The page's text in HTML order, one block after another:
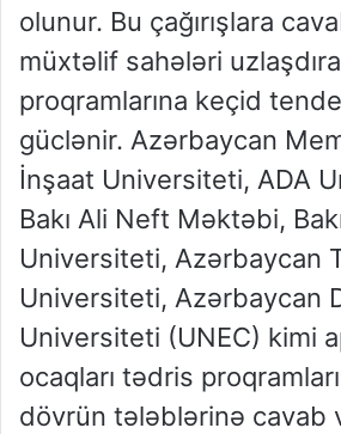
olunur. Bu çağırışlara
müxtəlif sahələri
proqramlarına keçid
güclənir. Azərbaycan
İnşaat Universiteti, ADA
Bakı Ali Neft Məktəbi,
Universiteti, Azərbaycan
Universiteti, Azərbaycan
Universiteti (UNEC) kimi
ocaqları tədris
dövrün tələblərinə cavab